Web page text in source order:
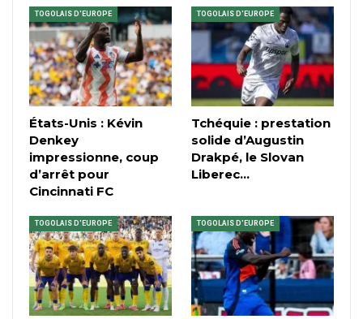
TOGOLAIS D'EUROPE
États-Unis : Kévin
Denkey
impressionne, coup
d’arrêt pour
Cincinnati FC
TOGOLAIS D'EUROPE
Tchéquie : prestation
solide d’Augustin
Drakpé, le Slovan
Liberec…
TOGOLAIS D'EUROPE TOGOLAIS D'EUROPE